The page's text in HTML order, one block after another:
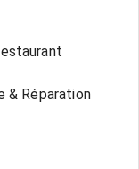
& Réparation